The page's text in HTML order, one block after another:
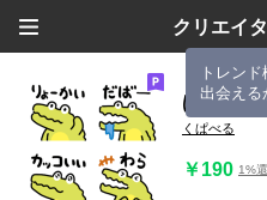
クリエイ
トレン
出会える
ばくばく
くぱべる
￥190 1%